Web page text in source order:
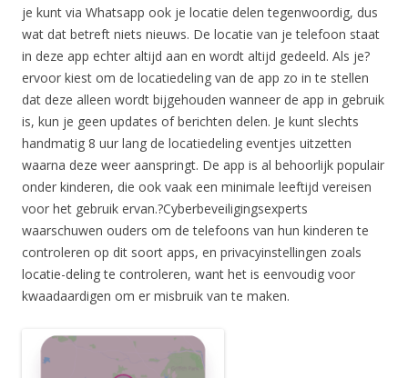
je kunt via Whatsapp ook je locatie delen tegenwoordig, dus
wat dat betreft niets nieuws. De locatie van je telefoon staat
in deze app echter altijd aan en wordt altijd gedeeld. Als je?
ervoor kiest om de locatiedeling van de app zo in te stellen
dat deze alleen wordt bijgehouden wanneer de app in gebruik
is, kun je geen updates of berichten delen. Je kunt slechts
handmatig 8 uur lang de locatiedeling eventjes uitzetten
waarna deze weer aanspringt. De app is al behoorlijk populair
onder kinderen, die ook vaak een minimale leeftijd vereisen
voor het gebruik ervan.?Cyberbeveiligingsexperts
waarschuwen ouders om de telefoons van hun kinderen te
controleren op dit soort apps, en privacyinstellingen zoals
locatie-deling te controleren, want het is eenvoudig voor
kwaadaardigen om er misbruik van te maken.